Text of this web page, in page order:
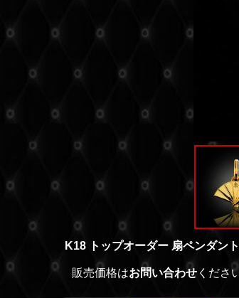
K18 トップオーダー 扇ペンダン
販売価格はお問い合わせ くださ